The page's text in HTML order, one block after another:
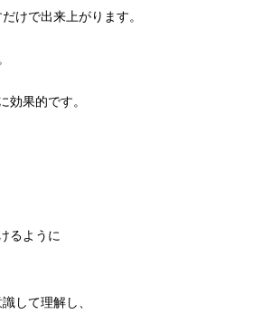
けで出来上がります。
効果的です。
るように
して理解し、